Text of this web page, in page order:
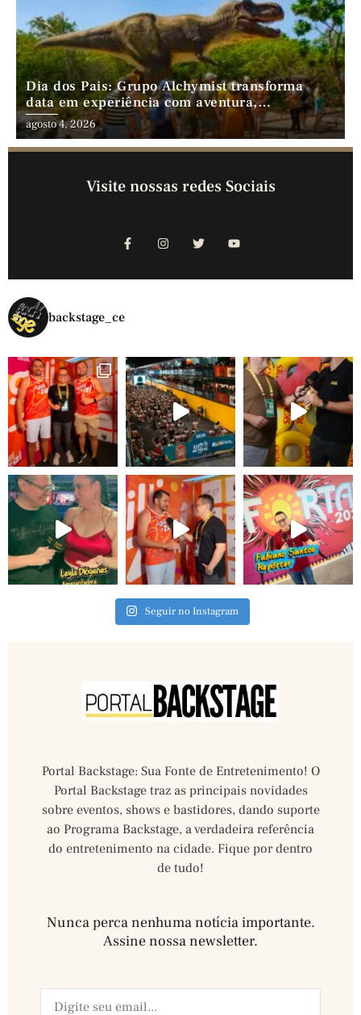
Dia dos Pais: Grupo Alchymist transforma
data em experiência com aventura,
gastronomia e lazer em família
agosto 4, 2026
Visite nossas redes Sociais
backstage_ce
Seguir no Instagram
Portal Backstage: Sua Fonte de Entretenimento! O
Portal Backstage traz as principais novidades
sobre eventos, shows e bastidores, dando suporte
ao Programa Backstage, a verdadeira referência
do entretenimento na cidade. Fique por dentro
de tudo!
Nunca perca nenhuma notícia importante.
Assine nossa newsletter.​